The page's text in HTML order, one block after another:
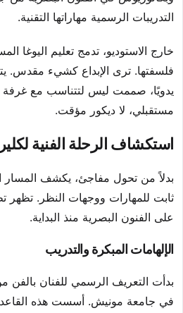
التدريبات الرسمية مهاراتها التقنية.
خارج الاستوديو، تدمج تعليم اليوغا
فلسفتها. ترى الإبداع كشيء مقدس.
يدويًا، صممت ليس لتتناسب مع غرفة
مستقبلي، لا ديكور مؤقت.
استكشاف الرحلة الفنية
بدلاً من تحول مفاجئ، يكشف المسار
ثابت للمهارات ووجهات النظر. تظهر
على الفنون البصرية منذ البداية.
الإلهامات المبكرة والتدريب
بدأت التعريف الرسمي للفنان
في جامعة مونيش. أسست هذه القاعدة